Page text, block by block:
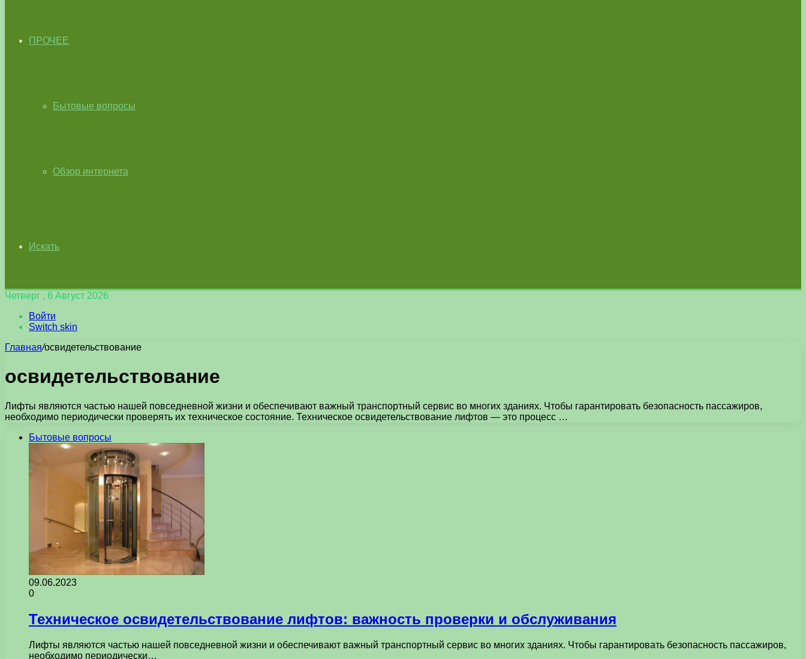
ПРОЧЕЕ
Бытовые вопросы
Обзор интернета
Искать
Четверг , 6 Август 2026
Войти
Switch skin
Главная/освидетельствование
освидетельствование
Лифты являются частью нашей повседневной жизни и обеспечивают важный транспортный сервис во многих зданиях. Чтобы гарантировать безопасность пассажиров,
необходимо периодически проверять их техническое состояние. Техническое освидетельствование лифтов — это процесс …
Бытовые вопросы
09.06.2023
0
Техническое освидетельствование лифтов: важность проверки и обслуживания
Лифты являются частью нашей повседневной жизни и обеспечивают важный транспортный сервис во многих зданиях. Чтобы гарантировать безопасность пассажиров,
необходимо периодически…